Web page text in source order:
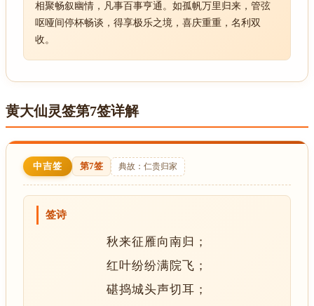
相聚畅叙幽情，凡事百事亨通。如孤帆万里归来，管弦
呕哑间停杯畅谈，得享极乐之境，喜庆重重，名利双
收。
黄大仙灵签第7签详解
中吉签 第7签 典故：仁贵归家
签诗
秋来征雁向南归；
红叶纷纷满院飞；
碪捣城头声切耳；